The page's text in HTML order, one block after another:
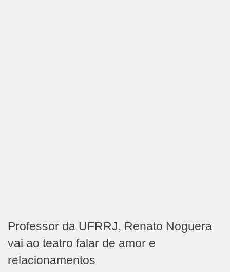
Professor da UFRRJ, Renato Noguera
vai ao teatro falar de amor e
relacionamentos